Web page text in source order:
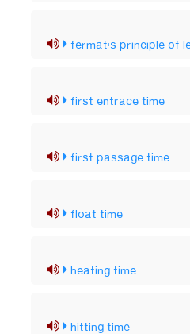
fermat's principle of
first entrace time
first passage time
float time
heating time
hitting time